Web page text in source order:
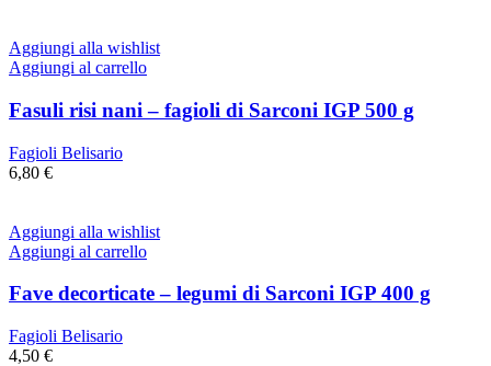
Aggiungi alla wishlist
Aggiungi al carrello
Fasuli risi nani – fagioli di Sarconi IGP 500 g
Fagioli Belisario
6,80 €
Aggiungi alla wishlist
Aggiungi al carrello
Fave decorticate – legumi di Sarconi IGP 400 g
Fagioli Belisario
4,50 €